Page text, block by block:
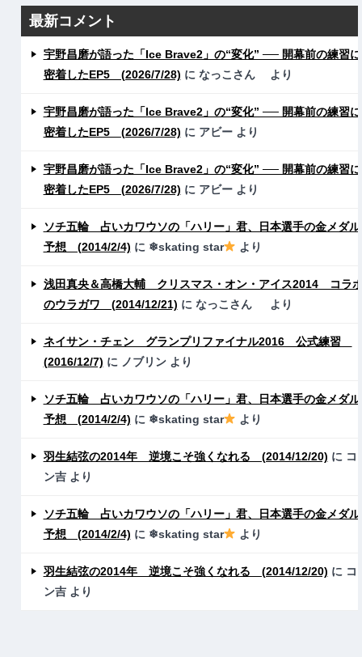
最新コメント
宇野昌磨が語った「Ice Brave2」の“変化” ── 開幕前の練習に
密着したEP5 (2026/7/28) に なっこさん より
宇野昌磨が語った「Ice Brave2」の“変化” ── 開幕前の練習に
密着したEP5 (2026/7/28) に アビーより
宇野昌磨が語った「Ice Brave2」の“変化” ── 開幕前の練習に
密着したEP5 (2026/7/28) に アビーより
ソチ五輪 占いカワウソの「ハリー」君、日本選手の金メダル
予想 (2014/2/4) に ❄skating star より
浅田真央＆高橋大輔 クリスマス・オン・アイス2014 コラ
のウラガワ (2014/12/21) に なっこさん より
ネイサン・チェン グランプリファイナル2016 公式練習
(2016/12/7) に ノブリンより
ソチ五輪 占いカワウソの「ハリー」君、日本選手の金メダル
予想 (2014/2/4) に ❄skating star より
羽生結弦の2014年 逆境こそ強くなれる (2014/12/20) に コ
ン吉より
ソチ五輪 占いカワウソの「ハリー」君、日本選手の金メダル
予想 (2014/2/4) に ❄skating star より
羽生結弦の2014年 逆境こそ強くなれる (2014/12/20) に コ
ン吉より